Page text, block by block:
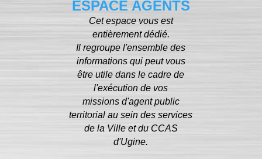
ESPACE AGENTS
Cet espace vous est
entièrement dédié.
Il regroupe l'ensemble des
informations qui peut vous
être utile dans le cadre de
l'exécution de vos
missions d'agent public
territorial au sein des services
de la Ville et du CCAS
d'Ugine.